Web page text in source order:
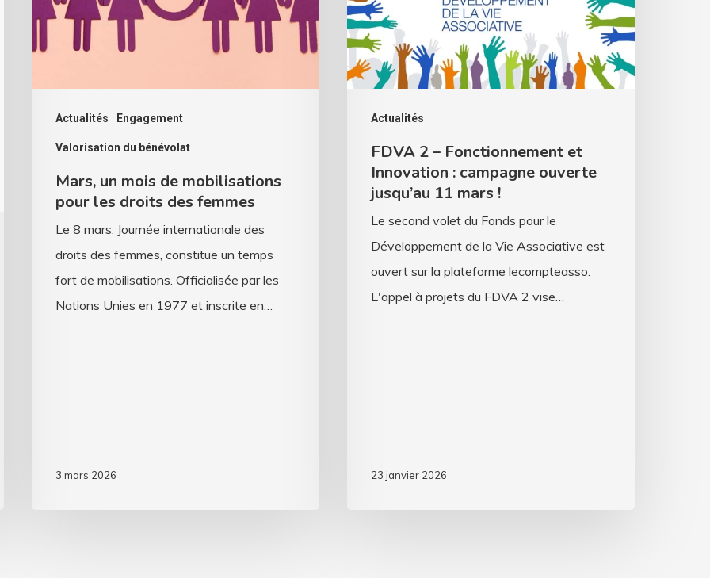
Actualités Engagement
Valorisation du bénévolat
mobilisations
droits
Mars, un mois de mobilisations
pour les droits des femmes
Le 8 mars, Journée internationale des
droits des femmes, constitue un temps
fort de mobilisations. Officialisée par les
Nations Unies en 1977 et inscrite en…
3 mars 2026
Actualités
et
Innovation
campagne
ouverte
mars
FDVA 2 – Fonctionnement et
Innovation : campagne ouverte
jusqu’au 11 mars !
Le second volet du Fonds pour le
Développement de la Vie Associative est
ouvert sur la plateforme lecompteasso.
L'appel à projets du FDVA 2 vise…
23 janvier 2026